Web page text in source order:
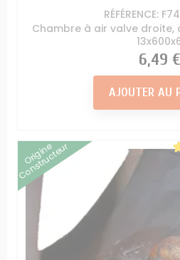
RÉFÉRENCE:
Chambre à air valve droite,
Prix
6,49 €
AJOUTER AU
Origine
Constructeur